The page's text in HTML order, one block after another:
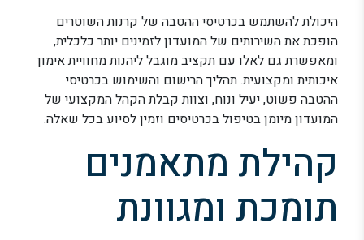
היכולת להשתמש בכרטיסי ההטבה של קרנות השוטרים
הופכת את השירותים של המועדון לזמינים יותר כלכלית,
ומאפשרת גם לאלו עם תקציב מוגבל ליהנות מחוויית אימון
איכותית ומקצועית. תהליך הרישום והשימוש בכרטיסי
ההטבה פשוט, יעיל ונוח, וצוות קבלת הקהל המקצועי של
המועדון מיומן בטיפול בכרטיסים וזמין לסיוע בכל שאלה.
קהילת מתאמנים
תומכת ומגוונת